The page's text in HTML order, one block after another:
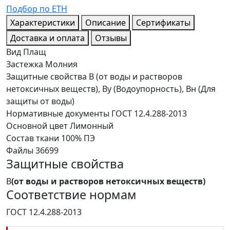
Подбор по ЕТН
Характеристики
Описание
Сертификаты
Доставка и оплата
Отзывы
Вид Плащ
Застежка Молния
Защитные свойства В (от воды и растворов
нетоксичных веществ), Ву (Водоупорность), Вн (Для
защиты от воды)
Нормативные документы ГОСТ 12.4.288-2013
Основной цветЛимонный
Состав ткани 100% ПЭ
Файлы 36699
Защитные свойства
В(от воды и растворов нетоксичных веществ)
Соответствие нормам
ГОСТ 12.4.288-2013